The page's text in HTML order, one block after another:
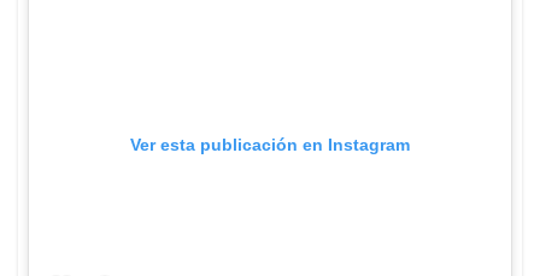
Ver esta publicación en Instagram